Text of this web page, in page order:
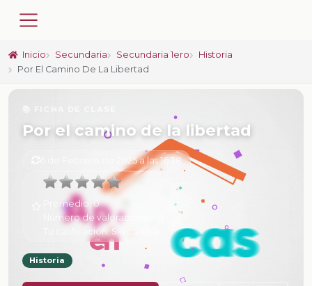
Inicio Secundaria Secundaria 1ero
Historia
Por El Camino De La Libertad
Por el camino de la libertad
6 de Febrero de 2025 a las 16:38
Promedio:0
Número de valoraciones:
Tu calificación:Sin calificar
Historia